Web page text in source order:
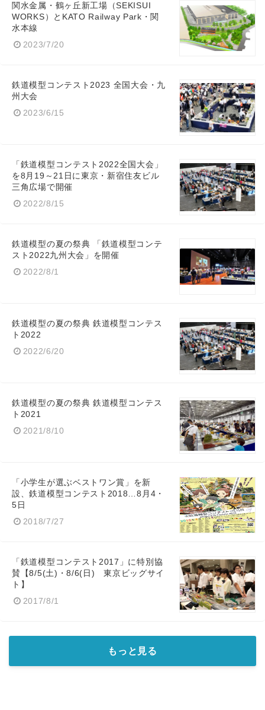
関水金属・鶴ヶ丘新工場（SEKISUI
WORKS）とKATO Railway Park・関
水本線
2023/7/20
鉄道模型コンテスト2023 全国大会・九
州大会
2023/6/15
「鉄道模型コンテスト2022全国大会」
を8月19～21日に東京・新宿住友ビル
三角広場で開催
2022/8/15
鉄道模型の夏の祭典 「鉄道模型コンテ
スト2022九州大会」を開催
2022/8/1
鉄道模型の夏の祭典 鉄道模型コンテス
ト2022
2022/6/20
鉄道模型の夏の祭典 鉄道模型コンテス
ト2021
2021/8/10
「小学生が選ぶベストワン賞」を新
設、鉄道模型コンテスト2018…8月4・
5日
2018/7/27
「鉄道模型コンテスト2017」に特別協
賛【8/5(土)・8/6(日) 東京ビッグサイ
ト】
2017/8/1
もっと見る